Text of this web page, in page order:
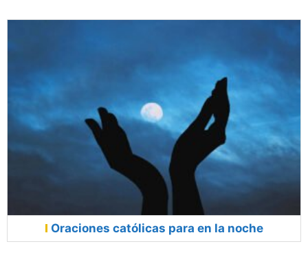
Oraciones católicas para en la noche